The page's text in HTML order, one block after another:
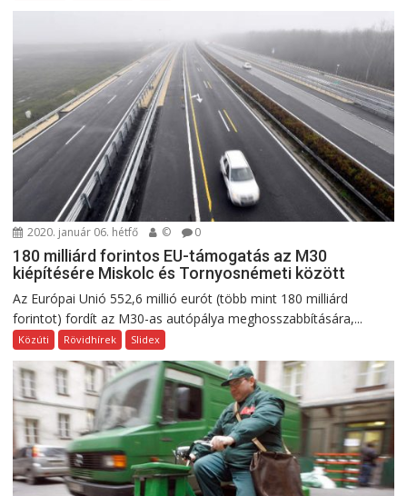
2020. január 06. hétfő © 0
180 milliárd forintos EU-támogatás az M30
kiépítésére Miskolc és Tornyosnémeti között
Az Európai Unió 552,6 millió eurót (több mint 180 milliárd
forintot) fordít az M30-as autópálya meghosszabbítására,...
Közúti Rövidhírek Slidex